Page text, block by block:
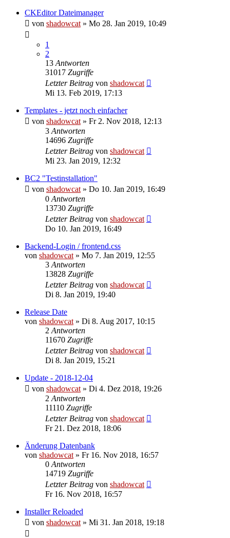
CKEditor Dateimanager
von shadowcat » Mo 28. Jan 2019, 10:49
1
2
13 Antworten
31017 Zugriffe
Letzter Beitrag von shadowcat
Mi 13. Feb 2019, 17:13
Templates - jetzt noch einfacher
von shadowcat » Fr 2. Nov 2018, 12:13
3 Antworten
14696 Zugriffe
Letzter Beitrag von shadowcat
Mi 23. Jan 2019, 12:32
BC2 "Testinstallation"
von shadowcat » Do 10. Jan 2019, 16:49
0 Antworten
13730 Zugriffe
Letzter Beitrag von shadowcat
Do 10. Jan 2019, 16:49
Backend-Login / frontend.css
von shadowcat » Mo 7. Jan 2019, 12:55
3 Antworten
13828 Zugriffe
Letzter Beitrag von shadowcat
Di 8. Jan 2019, 19:40
Release Date
von shadowcat » Di 8. Aug 2017, 10:15
2 Antworten
11670 Zugriffe
Letzter Beitrag von shadowcat
Di 8. Jan 2019, 15:21
Update - 2018-12-04
von shadowcat » Di 4. Dez 2018, 19:26
2 Antworten
11110 Zugriffe
Letzter Beitrag von shadowcat
Fr 21. Dez 2018, 18:06
Änderung Datenbank
von shadowcat » Fr 16. Nov 2018, 16:57
0 Antworten
14719 Zugriffe
Letzter Beitrag von shadowcat
Fr 16. Nov 2018, 16:57
Installer Reloaded
von shadowcat » Mi 31. Jan 2018, 19:18